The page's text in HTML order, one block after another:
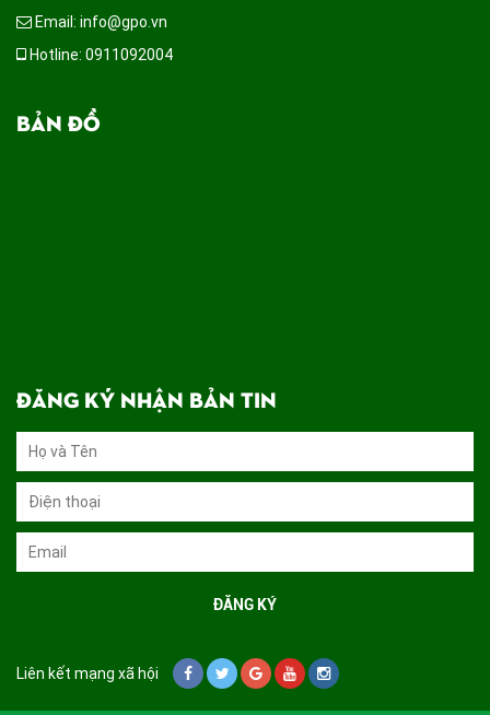
Email: info@gpo.vn
Hotline: 0911092004
BẢN ĐỒ
ĐĂNG KÝ NHẬN BẢN TIN
Liên kết mạng xã hội